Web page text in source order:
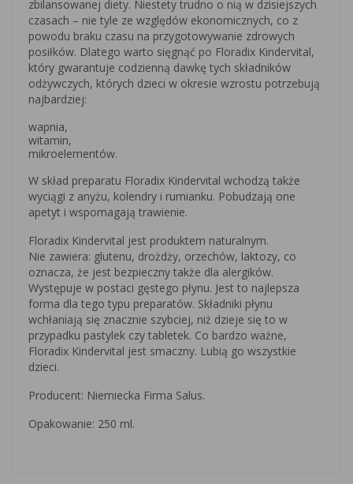
zbilansowanej diety. Niestety trudno o nią w dzisiejszych
czasach – nie tyle ze względów ekonomicznych, co z
powodu braku czasu na przygotowywanie zdrowych
posiłków. Dlatego warto sięgnąć po Floradix Kindervital,
który gwarantuje codzienną dawkę tych składników
odżywczych, których dzieci w okresie wzrostu potrzebują
najbardziej:
wapnia,
witamin,
mikroelementów.
W skład preparatu Floradix Kindervital wchodzą także
wyciągi z anyżu, kolendry i rumianku. Pobudzają one
apetyt i wspomagają trawienie.
Floradix Kindervital jest produktem naturalnym.
Nie zawiera: glutenu, drożdży, orzechów, laktozy, co
oznacza, że jest bezpieczny także dla alergików.
Występuje w postaci gęstego płynu. Jest to najlepsza
forma dla tego typu preparatów. Składniki płynu
wchłaniają się znacznie szybciej, niż dzieje się to w
przypadku pastylek czy tabletek. Co bardzo ważne,
Floradix Kindervital jest smaczny. Lubią go wszystkie
dzieci.
Producent: Niemiecka Firma Salus.
Opakowanie: 250 ml.